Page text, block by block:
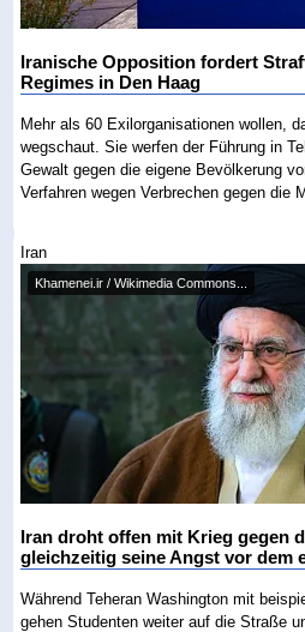
Iranische Opposition fordert
Regimes in Den Haag
Mehr als 60 Exilorganisationen wollen,
wegschaut. Sie werfen der Führung in
Gewalt gegen die eigene Bevölkerung
Verfahren wegen Verbrechen gegen die
Iran
Khamenei.ir / Wikimedia Commons...
Iran droht offen mit Krieg gegen
gleichzeitig seine Angst vor dem
Während Teheran Washington mit
gehen Studenten weiter auf die Straße